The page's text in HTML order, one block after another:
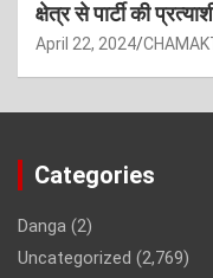
क्षेत्र से पार्टी की
April 22, 2024
Categories
Danga (2)
Uncategorized (2,769)